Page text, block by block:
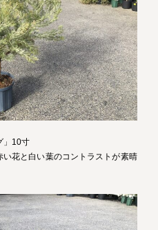
」10寸
花と白い葉のコントラストが素晴